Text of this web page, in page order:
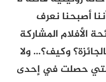
أصبحنا نعرف
الأفلام المشاركة
وكيف؟… ولا
حصلت في إحدى